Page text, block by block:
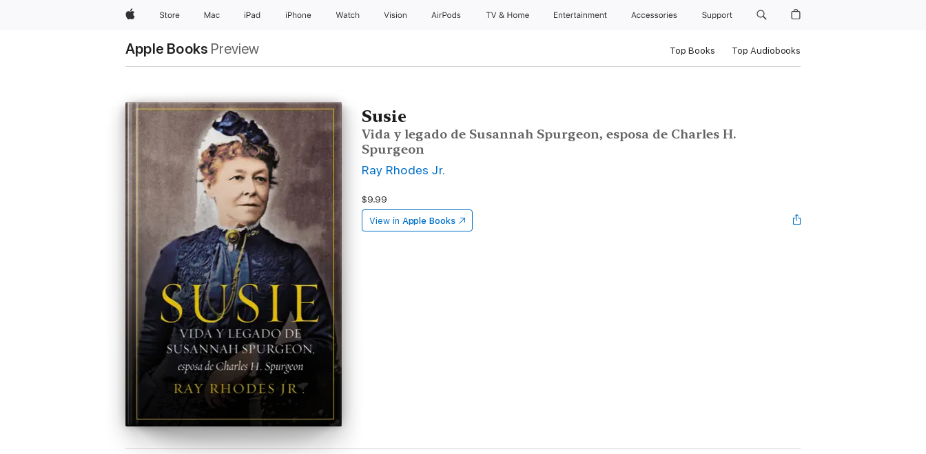
AppleStore Mac iPad iPhone Watch Vision AirPods TV & Home Entertainment Accessories Support
Apple Books Preview Top Books Top Audiobooks
Susie
Vida y legado de Susannah Spurgeon, esposa de Charles H.
Spurgeon
Ray Rhodes Jr.
$9.99
View in Apple Books